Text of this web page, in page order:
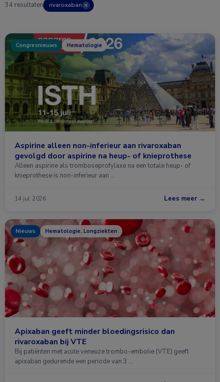
34 resultaten rivaroxaban ✕
Congresnieuws Hematologie
Aspirine alleen non-inferieur aan rivaroxaban
gevolgd door aspirine na heup- of knieprothese
Alleen aspirine als tromboseprofylaxe na een totale heup- of
knieprothese is non-inferieur aan …
14 jul. 2026 Lees meer →
Nieuws Hematologie, Longziekten
Apixaban geeft minder bloedingsrisico dan
rivaroxaban bij VTE
Bij patiënten met acute veneuze trombo-embolie (VTE) geeft
apixaban gedurende een periode van 3 …